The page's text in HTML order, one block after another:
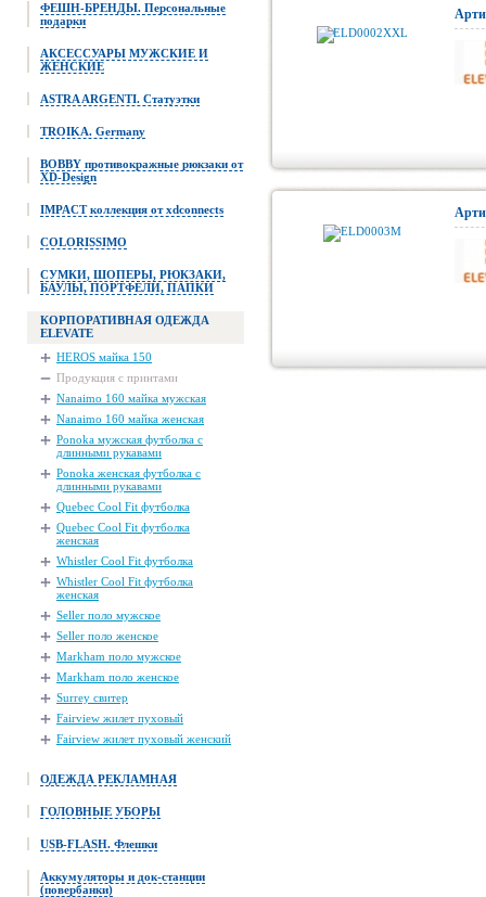
ФЕШН-БРЕНДЫ. Персональные
подарки
АКСЕССУАРЫ МУЖСКИЕ И
ЖЕНСКИЕ
ASTRA ARGENTI. Статуэтки
TROIKA. Germany
BOBBY противокражные рюкзаки от
XD-Design
IMPACT коллекция от xdconnects
COLORISSIMO
СУМКИ, ШОПЕРЫ, РЮКЗАКИ,
БАУЛЫ, ПОРТФЕЛИ, ПАПКИ
КОРПОРАТИВНАЯ ОДЕЖДА
ELEVATE
HEROS майка 150
Продукция с принтами
Nanaimo 160 майка мужская
Nanaimo 160 майка женская
Ponoka мужская футболка с
длинными рукавами
Ponoka женская футболка с
длинными рукавами
Quebec Cool Fit футболка
Quebec Cool Fit футболка
женская
Whistler Cool Fit футболка
Whistler Cool Fit футболка
женская
Seller поло мужское
Seller поло женское
Markham поло мужское
Markham поло женское
Surrey свитер
Fairview жилет пуховый
Fairview жилет пуховый женский
ОДЕЖДА РЕКЛАМНАЯ
ГОЛОВНЫЕ УБОРЫ
USB-FLASH. Флешки
Аккумуляторы и док-станции
(повербанки)